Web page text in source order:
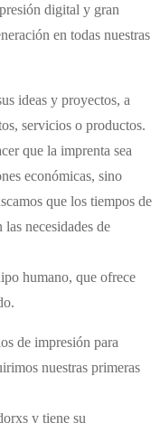
digital y gran
en todas nuestras
ideas y proyectos, a
servicios o productos.
que la imprenta sea
económicas, sino
que los tiempos de
necesidades de
humano, que ofrece
de impresión para
nuestras primeras
y tiene su